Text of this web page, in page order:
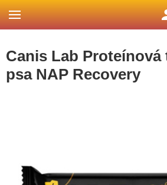
Canis Lab Proteínová
psa NAP Recovery